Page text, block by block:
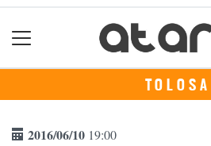
TOLOSA
2016/06/10 19:00